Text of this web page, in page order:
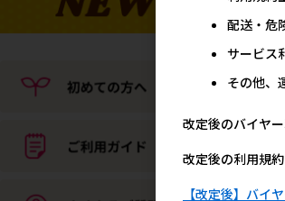
配送・危
サービス
その他、
改定後のバイヤ
改定後の利用規
【改定後】バイ